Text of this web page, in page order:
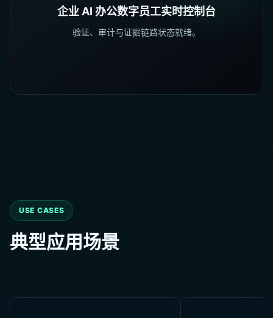
企业 AI 办公数字员工实时控制台
验证、审计与证据链路状态就绪。
USE CASES
典型应用场景